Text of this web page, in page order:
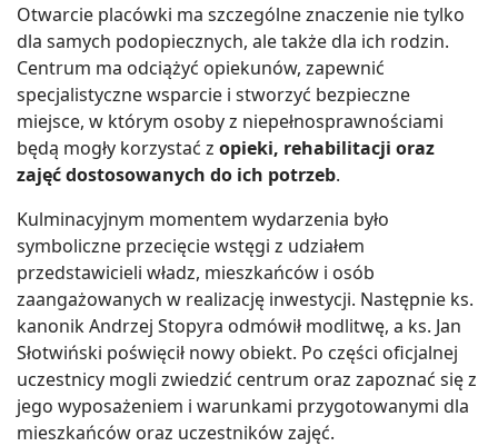
Otwarcie placówki ma szczególne znaczenie nie tylko
dla samych podopiecznych, ale także dla ich rodzin.
Centrum ma odciążyć opiekunów, zapewnić
specjalistyczne wsparcie i stworzyć bezpieczne
miejsce, w którym osoby z niepełnosprawnościami
będą mogły korzystać z opieki, rehabilitacji oraz
zajęć dostosowanych do ich potrzeb.
Kulminacyjnym momentem wydarzenia było
symboliczne przecięcie wstęgi z udziałem
przedstawicieli władz, mieszkańców i osób
zaangażowanych w realizację inwestycji. Następnie ks.
kanonik Andrzej Stopyra odmówił modlitwę, a ks. Jan
Słotwiński poświęcił nowy obiekt. Po części oficjalnej
uczestnicy mogli zwiedzić centrum oraz zapoznać się z
jego wyposażeniem i warunkami przygotowanymi dla
mieszkańców oraz uczestników zajęć.